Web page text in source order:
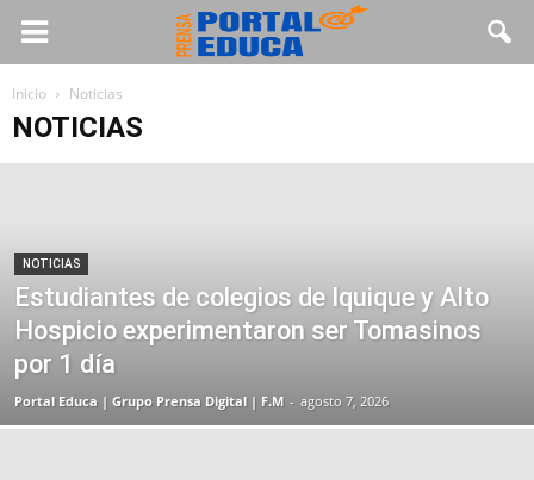
Inicio Noticias
NOTICIAS
NOTICIAS
Estudiantes de colegios de Iquique y Alto
Hospicio experimentaron ser Tomasinos
por 1 día
Portal Educa | Grupo Prensa Digital | F.M - agosto 7, 2026